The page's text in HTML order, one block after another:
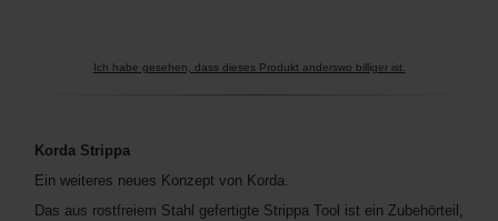
Ich habe gesehen, dass dieses Produkt anderswo billiger ist.
Korda Strippa
Ein weiteres neues Konzept von Korda.
Das aus rostfreiem Stahl gefertigte Strippa Tool ist ein Zubehörteil,